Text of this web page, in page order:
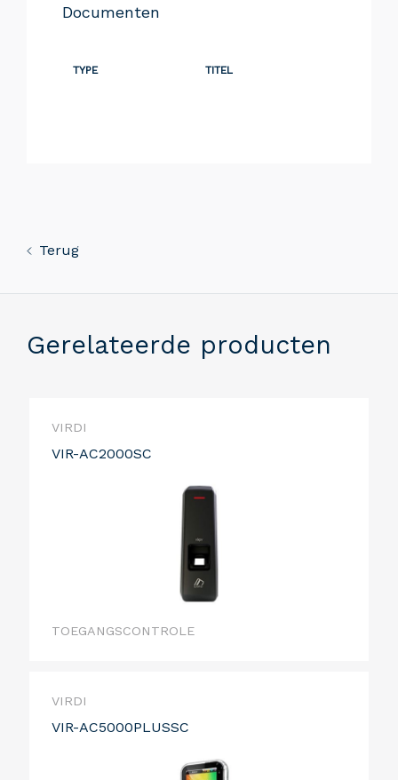
Documenten
TYPE TITEL
Terug
Gerelateerde producten
VIRDI
VIR-AC2000SC
TOEGANGSCONTROLE
VIRDI
VIR-AC5000PLUSSC